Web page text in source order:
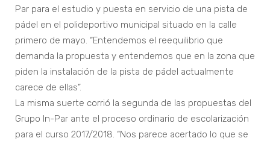
Par para el estudio y puesta en servicio de una pista de
pádel en el polideportivo municipal situado en la calle
primero de mayo. “Entendemos el reequilibrio que
demanda la propuesta y entendemos que en la zona que
piden la instalación de la pista de pádel actualmente
carece de ellas”.
La misma suerte corrió la segunda de las propuestas del
Grupo In-Par ante el proceso ordinario de escolarización
para el curso 2017/2018. “Nos parece acertado lo que se